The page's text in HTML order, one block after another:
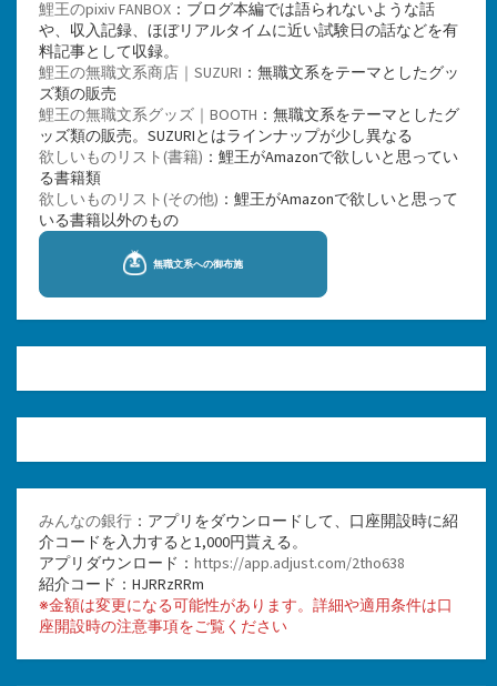
鯉王のpixiv FANBOX ：ブログ本編では語られないような話
や、収入記録、ほぼリアルタイムに近い試験日の話などを有
料記事として収録。
鯉王の無職文系商店｜SUZURI ：無職文系をテーマとしたグッ
ズ類の販売
鯉王の無職文系グッズ｜BOOTH ：無職文系をテーマとしたグ
ッズ類の販売。SUZURIとはラインナップが少し異なる
欲しいものリスト(書籍) ：鯉王がAmazonで欲しいと思ってい
る書籍類
欲しいものリスト(その他) ：鯉王がAmazonで欲しいと思って
いる書籍以外のもの
みんなの銀行 ：アプリをダウンロードして、口座開設時に紹
介コードを入力すると1,000円貰える。
アプリダウンロード： https://app.adjust.com/2tho638
紹介コード：HJRRzRRm
※金額は変更になる可能性があります。詳細や適用条件は口
座開設時の注意事項をご覧ください